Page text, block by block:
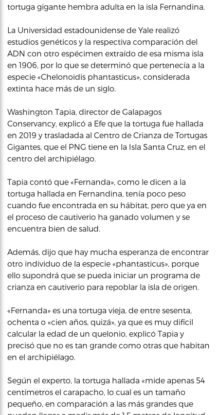
tortuga gigante hembra adulta en la isla Fernandina.
La Universidad estadounidense de Yale realizó
estudios genéticos y la respectiva comparación del
ADN con otro espécimen extraído de esa misma isla
en 1906, por lo que se determinó que pertenecía a la
especie «Chelonoidis phantasticus», considerada
extinta hace más de un siglo.
Washington Tapia, director de Galapagos
Conservancy, explicó a Efe que la tortuga fue hallada
en 2019 y trasladada al Centro de Crianza de Tortugas
Gigantes, que el PNG tiene en la Isla Santa Cruz, en el
centro del archipiélago.
Tapia contó que «Fernanda», como le dicen a la
tortuga hallada en Fernandina, tenía poco peso
cuando fue encontrada en su hábitat, pero que ya en
el proceso de cautiverio ha ganado volumen y se
encuentra bien de salud.
Además, dijo que hay mucha esperanza de encontrar
otro individuo de la especie «phantasticus», porque
ello supondrá que se pueda iniciar un programa de
crianza en cautiverio para repoblar la isla de origen.
«Fernanda» es una tortuga vieja, de entre sesenta,
ochenta o «cien años, quizá», ya que es muy difícil
calcular la edad de un quelonio, explicó Tapia y
precisó que no es tan grande como otras que habitan
en el archipiélago.
Según el experto, la tortuga hallada «mide apenas 54
centímetros el carapacho, lo cual es un tamaño
pequeño, en comparación a las más grandes que